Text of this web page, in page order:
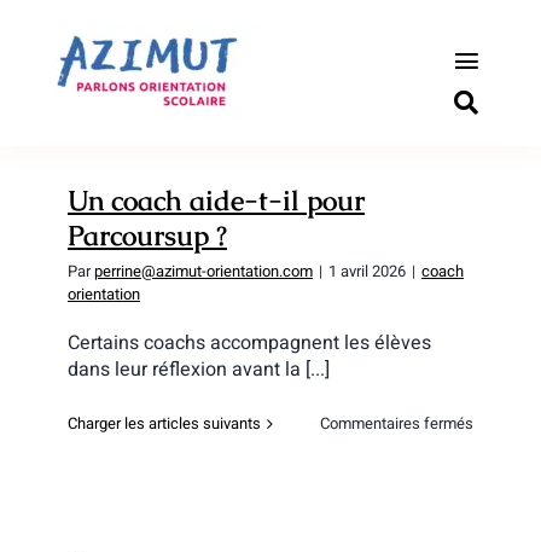
contenu
Toggle
Qui
Un coach aide-t-il pour
Parcoursup ?
Parperrine@azimut-orientation.com | 1 avril 2026 | coach
orientation
Certains coachs accompagnent les élèves
dans leur réflexion avant la [...]
Charger les articles suivants Commentaires fermés